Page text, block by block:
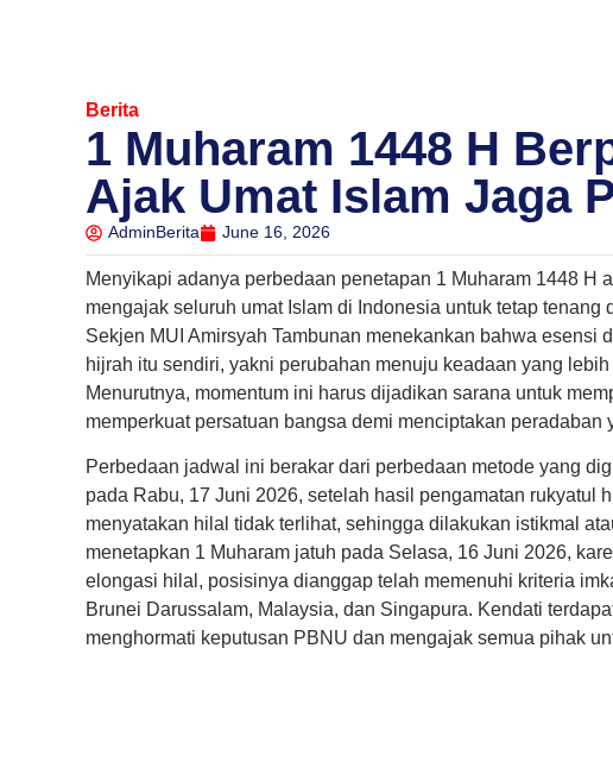
Berita
1 Muharam 1448 H
Ajak Umat Islam Jaga
AdminBerita June 16, 2026
Menyikapi adanya perbedaan penetapan 1 Muharam 1448
mengajak seluruh umat Islam di Indonesia untuk tetap
Sekjen MUI Amirsyah Tambunan menekankan bahwa esensi
hijrah itu sendiri, yakni perubahan menuju keadaan yang
Menurutnya, momentum ini harus dijadikan sarana untuk
memperkuat persatuan bangsa demi menciptakan peradaban
Perbedaan jadwal ini berakar dari perbedaan metode yang
pada Rabu, 17 Juni 2026, setelah hasil pengamatan rukyatul
menyatakan hilal tidak terlihat, sehingga dilakukan istikmal
menetapkan 1 Muharam jatuh pada Selasa, 16 Juni 2026,
elongasi hilal, posisinya dianggap telah memenuhi kriteria
Brunei Darussalam, Malaysia, dan Singapura. Kendati
menghormati keputusan PBNU dan mengajak semua pihak